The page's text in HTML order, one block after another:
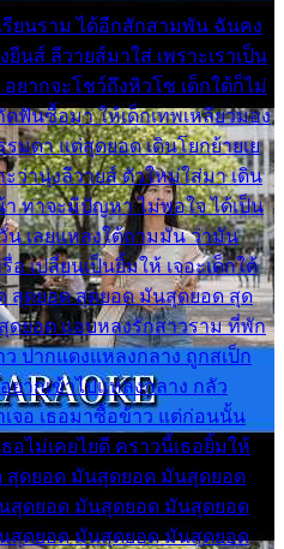
ยนราม ได้อีกสักสามพัน ฉันคง
ยีนส์ ลีวายส์มาใส่ เพราะเราเป็น
อยากจะโชว์ถึงหิวโซ เด็กใต้ก็ไม่
ฟันซื้อมา ให้เด็กเทพเหลียวมอง
มดา แต่สุดยอด เดินโยกย้ายเย
ว่านุ่งลีวายส์ ตัวใหม่ใส่มา เดิน
ท่าจะมีปัญหา ไม่พอใจ ได้เป็น
เลยแหลงใต้ถามมัน ว่ามัน
เปลี่ยนเป็นยิ้มให้ เจอะเด็กใต้
สุดยอด สุดยอด มันสุดยอด สุด
ดยอด แอบหลงรักสาวราม ที่พัก
ว ปากแดงแหลงกลาง ถูกสเป็ก
ยากเข้าไปแหลงกลาง กลัว
จอ เธอมาซื้อข้าว แต่ก่อนนั้น
ธอไม่เคยไยดี คราวนี้เธอยิ้มให้
สุดยอด มันสุดยอด มันสุดยอด
สุดยอด มันสุดยอด มันสุดยอด
สุดยอด มันสุดยอด มันสุดยอด